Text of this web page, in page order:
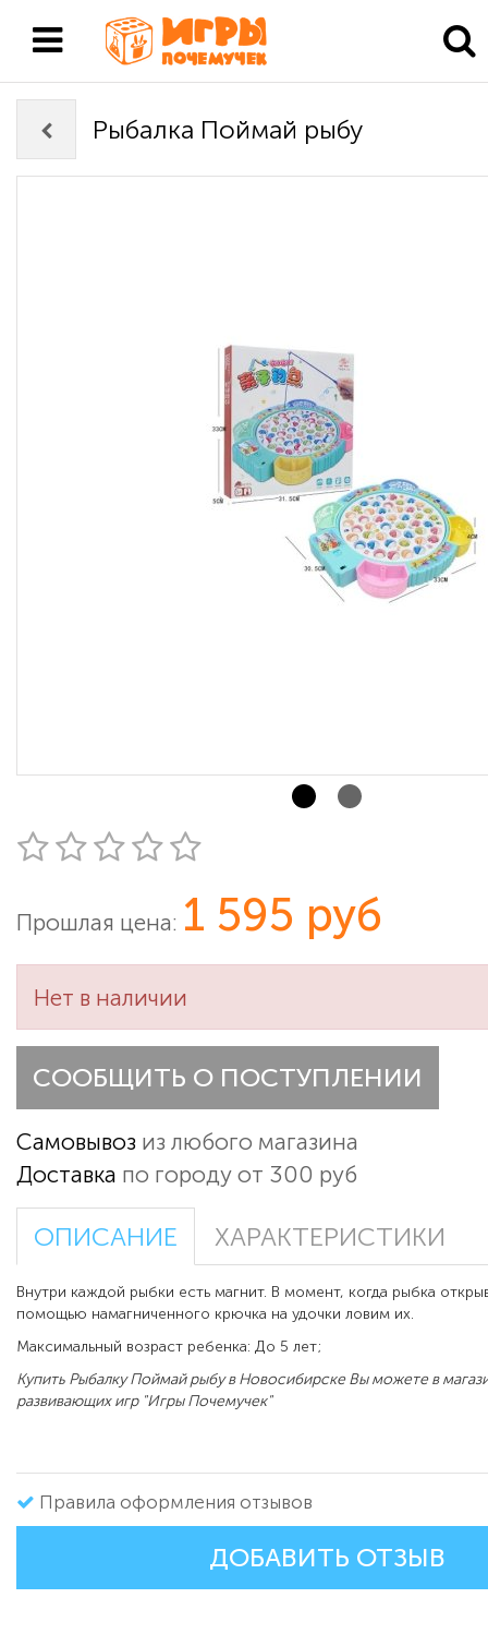
Рыбалка Поймай рыбу
Прошлая цена: 1 595 руб
Нет в наличии
СООБЩИТЬ О ПОСТУПЛЕНИИ
Самовывоз из любого магазина
Доставка по городу от 300 руб
ОПИСАНИЕ ХАРАКТЕРИСТИКИ
Внутри каждой рыбки есть магнит. В момент, когда рыбка
помощью намагниченного крючка на удочки ловим их.
Максимальный возраст ребенка: До 5 лет;
Купить Рыбалку Поймай рыбу в Новосибирске Вы можете в
развивающих игр "Игры Почемучек"
Правила оформления отзывов
ДОБАВИТЬ ОТЗЫВ